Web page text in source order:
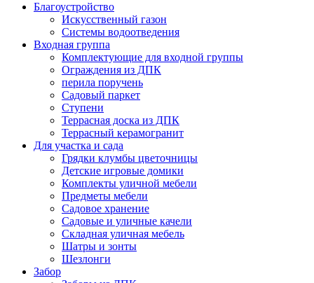
Благоустройство
Искусственный газон
Системы водоотведения
Входная группа
Комплектующие для входной группы
Ограждения из ДПК
перила поручень
Садовый паркет
Ступени
Террасная доска из ДПК
Террасный керамогранит
Для участка и сада
Грядки клумбы цветочницы
Детские игровые домики
Комплекты уличной мебели
Предметы мебели
Садовое хранение
Садовые и уличные качели
Складная уличная мебель
Шатры и зонты
Шезлонги
Забор